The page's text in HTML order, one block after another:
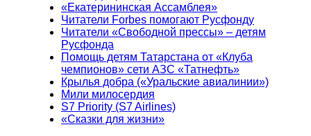
«Екатерининская Ассамблея»
Читатели Forbes помогают Русфонду
Читатели «Свободной прессы» – детям
Русфонда
Помощь детям Татарстана от «Клуба
чемпионов» сети АЗС «Татнефть»
Крылья добра («Уральские авиалинии»)
Мили милосердия
S7 Priority (S7 Airlines)
«Сказки для жизни»